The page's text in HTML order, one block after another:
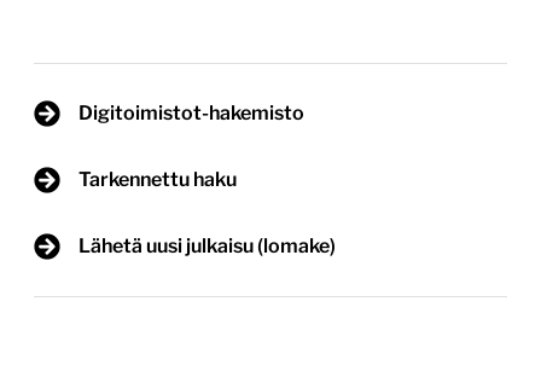
Digitoimistot-hakemisto
Tarkennettu haku
Lähetä uusi julkaisu (lomake)